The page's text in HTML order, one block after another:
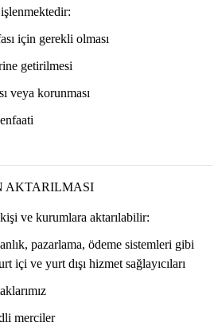
için gerekli olması
getirilmesi
veya korunması
AKTARILMASI
ve kurumlara aktarılabilir:
pazarlama, ödeme sistemleri gibi
içi ve yurt dışı hizmet sağlayıcıları
merciler